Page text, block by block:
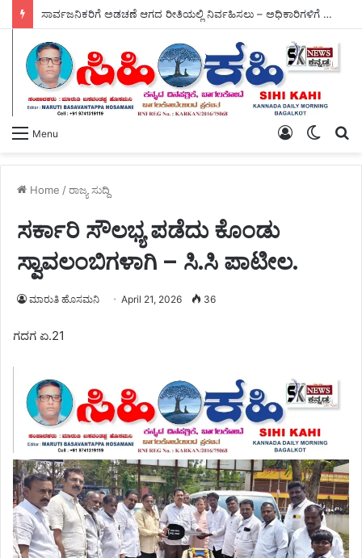
ಮಳೆ ಕೈಕೊಟ್ಟ ಪರಿಣಾಮ ಬೆಳೆಗಳಿಗೆ ಸಂಕಷ್ಟ, ಪೋತ್ನಾಳ ಕೊಟ್ನೆಕಲ್‌ನಲ್ಲಿ – ಸಚಿವರ ಪರಿಶೀಲನೆ.
Menu
Switch
Log
Home /ರಾಜ್ಯ ಸುದ್ದಿ
ಸರ್ಕಾರಿ ಸೌಲಭ್ಯ ಪಡೆದು ಕೊಂಡು
ಸ್ವಾವಲಂಬಿಗಳಾಗಿ – ಸಿ.ಸಿ ಪಾಟೀಲ.
ಮಾರುತಿ ಹೊಸಮನಿ April 21, 2026 36
ಗದಗ ಏ.21